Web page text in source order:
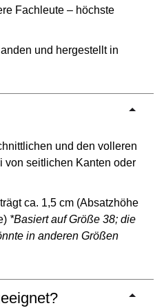
Fachleute – höchste
und hergestellt in
und den volleren
von seitlichen Kanten oder
ca. 1,5 cm (Absatzhöhe
*Basiert auf Größe 38; die
in anderen Größen